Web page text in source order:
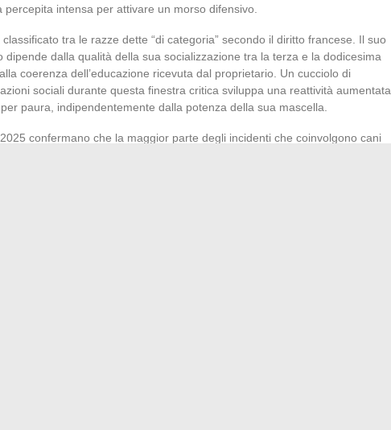
intensa per attivare un morso difensivo.
tra le razze dette “di categoria” secondo il diritto francese. Il suo
dipende dalla qualità della sua socializzazione tra la terza e la dodicesima
coerenza dell’educazione ricevuta dal proprietario. Un cucciolo di
sociali durante questa finestra critica sviluppa una reattività aumentata
paura, indipendentemente dalla potenza della sua mascella.
confermano che la maggior parte degli incidenti che coinvolgono cani